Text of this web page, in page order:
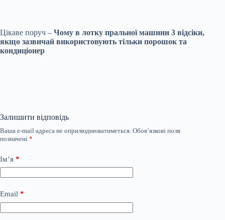
Цікаве поруч – Чому в лотку пральної машини 3 відсіки,
якщо зазвичай використовують тільки порошок та
кондиціонер
Залишити відповідь
Ваша e-mail адреса не оприлюднюватиметься. Обов’язкові поля
позначені *
Ім’я *
Email *